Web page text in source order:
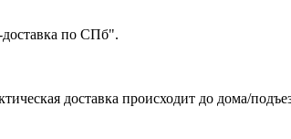
по СПб".
доставка происходит до дома/